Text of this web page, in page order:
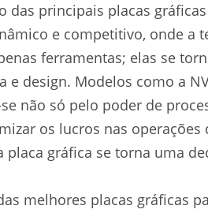
das principais placas
e competitivo, onde a
ferramentas; elas se
e design. Modelos como a
não só pelo poder de
os lucros nas
placa gráfica se torna uma
melhores placas gráficas